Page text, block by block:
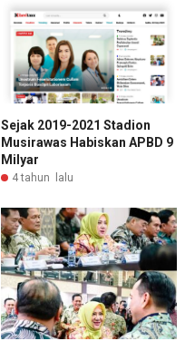
Sejak 2019-2021 Stadion
Musirawas Habiskan APBD 9
Milyar
4 tahun lalu